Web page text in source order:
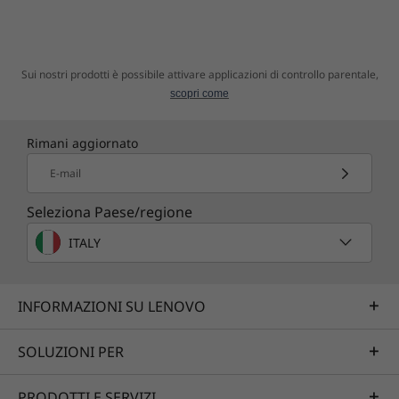
Sui nostri prodotti è possibile attivare applicazioni di controllo parentale,
scopri come
Rimani aggiornato
E-mail
Seleziona Paese/regione
ITALY
INFORMAZIONI SU LENOVO
SOLUZIONI PER